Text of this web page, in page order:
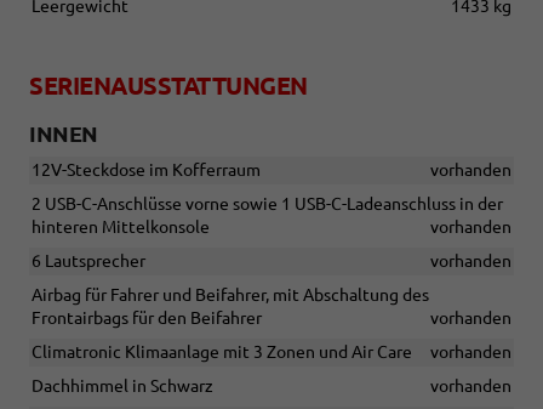
Leergewicht
1433 kg
SERIENAUSSTATTUNGEN
INNEN
12V-Steckdose im Kofferraum
vorhanden
2 USB-C-Anschlüsse vorne sowie 1 USB-C-Ladeanschluss in der
hinteren Mittelkonsole
vorhanden
6 Lautsprecher
vorhanden
Airbag für Fahrer und Beifahrer, mit Abschaltung des
Frontairbags für den Beifahrer
vorhanden
Climatronic Klimaanlage mit 3 Zonen und Air Care
vorhanden
Dachhimmel in Schwarz
vorhanden